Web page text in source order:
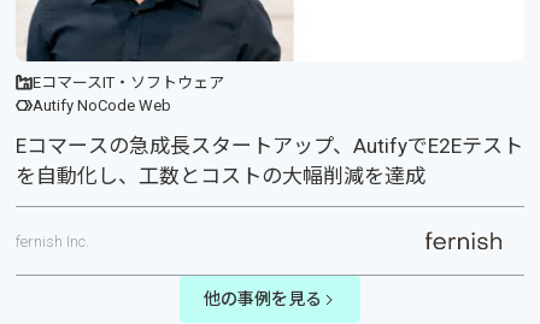
EコマースIT・ソフトウェア
Autify NoCode Web
Eコマースの急成長スタートアップ、AutifyでE2Eテスト
を自動化し、工数とコストの大幅削減を達成
fernish Inc.
他の事例を見る